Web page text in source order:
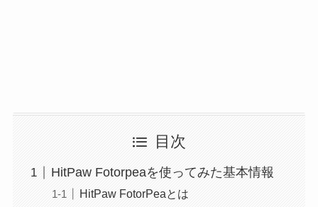
目次
HitPaw Fotorpeaを使ってみた基本情報
HitPaw FotorPeaとは